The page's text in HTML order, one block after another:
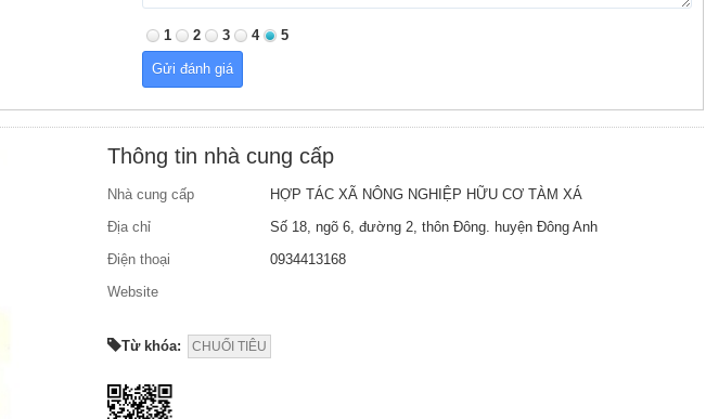
1 2 3 4 5
Thông tin nhà cung cấp
Nhà cung cấp
HỢP TÁC XÃ NÔNG NGHIỆP HỮU CƠ TÀM XÁ
Địa chỉ
Số 18, ngõ 6, đường 2, thôn Đông. huyện Đông Anh
Điện thoại
0934413168
Website
Từ khóa: CHUỐI TIÊU